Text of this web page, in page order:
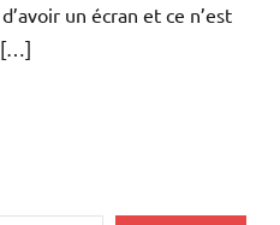
un écran et ce n’est
[…]